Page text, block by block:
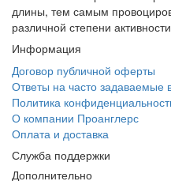
длины, тем самым
различной степени
Информация
Договор публичной оферты
Ответы на часто задаваемые
Политика
О компании Проанглерс
Оплата и доставка
Служба поддержки
Дополнительно